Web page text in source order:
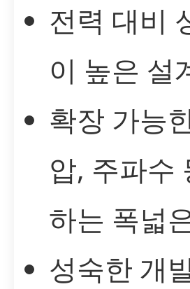
전력 대비
이 높은 설
확장 가능
압, 주파수
하는 폭넓
성숙한 개